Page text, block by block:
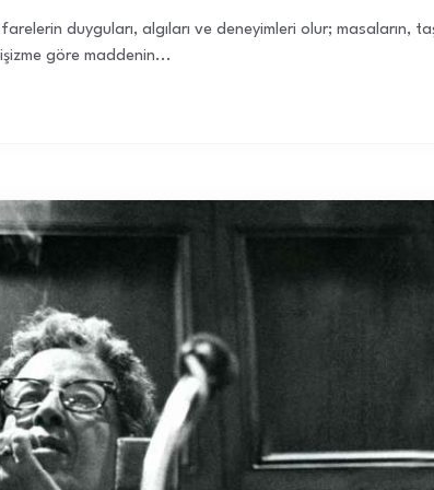
duyguları, algıları ve deneyimleri olur; masaların,
göre maddenin...